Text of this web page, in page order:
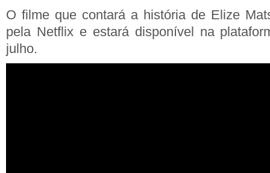
O filme que contará a história de Elize
pela Netflix e estará disponível na
julho.